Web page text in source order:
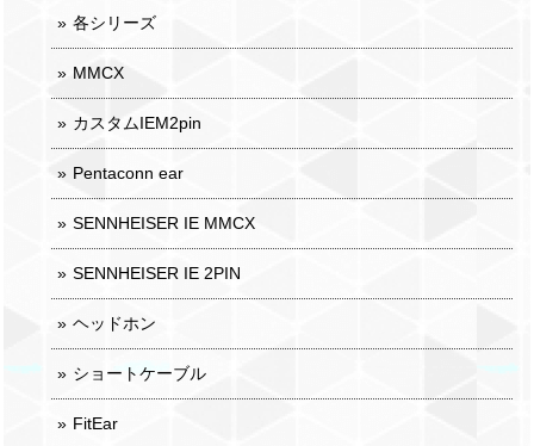
各シリーズ
MMCX
カスタムIEM2pin
Pentaconn ear
SENNHEISER IE MMCX
SENNHEISER IE 2PIN
ヘッドホン
ショートケーブル
FitEar